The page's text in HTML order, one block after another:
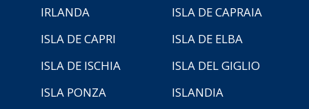
IRLANDA
ISLA DE CAPRAIA
ISLA DE CAPRI
ISLA DE ELBA
ISLA DE ISCHIA
ISLA DEL GIGLIO
ISLA PONZA
ISLANDIA